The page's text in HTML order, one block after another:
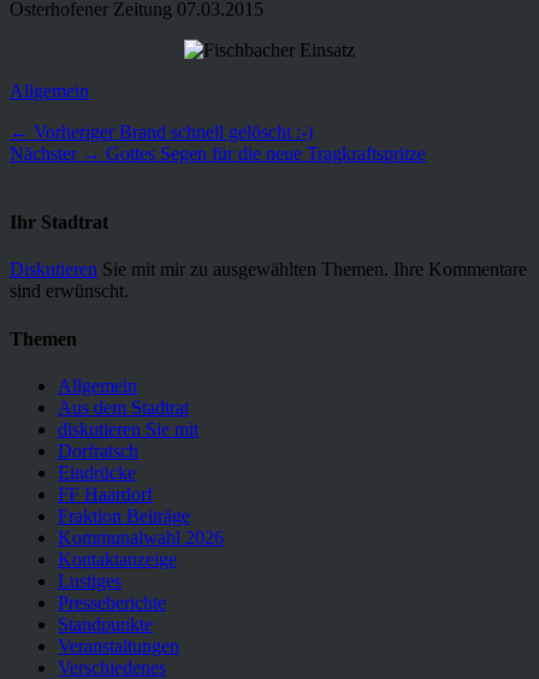
Osterhofener Zeitung 07.03.2015
Kategorien
Allgemein
Beitragsnavigation
← Vorheriger Vorheriger
Beitrag:
Brand schnell gelöscht :-)
Nächster → Nächster
Gottes Segen für die neue Tragkraftspritze
Ihr Stadtrat
Diskutieren Sie mit mir zu ausgewählten Themen. Ihre Kommentare
sind erwünscht.
Themen
Allgemein
Aus dem Stadtrat
diskutieren Sie mit
Dorfratsch
Eindrücke
FF Haardorf
Fraktion Beiträge
Kommunalwahl 2026
Kontaktanzeige
Lustiges
Presseberichte
Standpunkte
Veranstaltungen
Verschiedenes